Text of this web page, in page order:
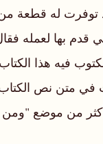
توفرت له قطعة
قدم بها لعمله
فيه هذا
في متن نص
من موضع "ومن